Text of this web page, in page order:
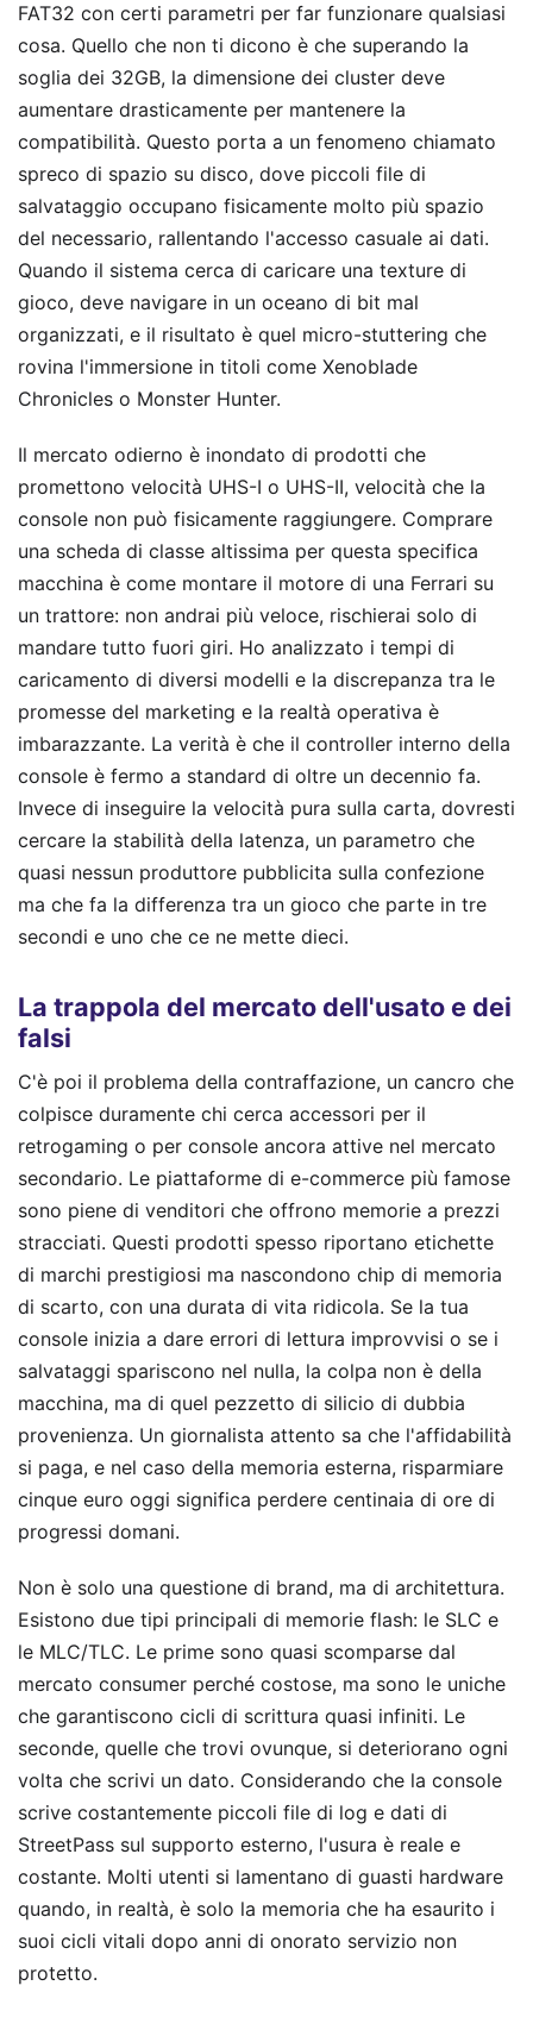
FAT32 con certi parametri per far funzionare qualsiasi
cosa. Quello che non ti dicono è che superando la
soglia dei 32GB, la dimensione dei cluster deve
aumentare drasticamente per mantenere la
compatibilità. Questo porta a un fenomeno chiamato
spreco di spazio su disco, dove piccoli file di
salvataggio occupano fisicamente molto più spazio
del necessario, rallentando l'accesso casuale ai dati.
Quando il sistema cerca di caricare una texture di
gioco, deve navigare in un oceano di bit mal
organizzati, e il risultato è quel micro-stuttering che
rovina l'immersione in titoli come Xenoblade
Chronicles o Monster Hunter.
Il mercato odierno è inondato di prodotti che
promettono velocità UHS-I o UHS-II, velocità che la
console non può fisicamente raggiungere. Comprare
una scheda di classe altissima per questa specifica
macchina è come montare il motore di una Ferrari su
un trattore: non andrai più veloce, rischierai solo di
mandare tutto fuori giri. Ho analizzato i tempi di
caricamento di diversi modelli e la discrepanza tra le
promesse del marketing e la realtà operativa è
imbarazzante. La verità è che il controller interno della
console è fermo a standard di oltre un decennio fa.
Invece di inseguire la velocità pura sulla carta, dovresti
cercare la stabilità della latenza, un parametro che
quasi nessun produttore pubblicita sulla confezione
ma che fa la differenza tra un gioco che parte in tre
secondi e uno che ce ne mette dieci.
La trappola del mercato dell'usato e dei
falsi
C'è poi il problema della contraffazione, un cancro che
colpisce duramente chi cerca accessori per il
retrogaming o per console ancora attive nel mercato
secondario. Le piattaforme di e-commerce più famose
sono piene di venditori che offrono memorie a prezzi
stracciati. Questi prodotti spesso riportano etichette
di marchi prestigiosi ma nascondono chip di memoria
di scarto, con una durata di vita ridicola. Se la tua
console inizia a dare errori di lettura improvvisi o se i
salvataggi spariscono nel nulla, la colpa non è della
macchina, ma di quel pezzetto di silicio di dubbia
provenienza. Un giornalista attento sa che l'affidabilità
si paga, e nel caso della memoria esterna, risparmiare
cinque euro oggi significa perdere centinaia di ore di
progressi domani.
Non è solo una questione di brand, ma di architettura.
Esistono due tipi principali di memorie flash: le SLC e
le MLC/TLC. Le prime sono quasi scomparse dal
mercato consumer perché costose, ma sono le uniche
che garantiscono cicli di scrittura quasi infiniti. Le
seconde, quelle che trovi ovunque, si deteriorano ogni
volta che scrivi un dato. Considerando che la console
scrive costantemente piccoli file di log e dati di
StreetPass sul supporto esterno, l'usura è reale e
costante. Molti utenti si lamentano di guasti hardware
quando, in realtà, è solo la memoria che ha esaurito i
suoi cicli vitali dopo anni di onorato servizio non
protetto.